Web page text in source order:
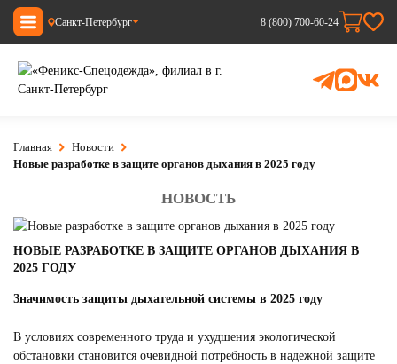
Санкт-Петербург 8 (800) 700-60-24
Главная
Новости
Новые разработке в защите органов дыхания в 2025 году
НОВОСТЬ
НОВЫЕ РАЗРАБОТКЕ В ЗАЩИТЕ ОРГАНОВ ДЫХАНИЯ В
2025 ГОДУ
Значимость защиты дыхательной системы в 2025 году
В условиях современного труда и ухудшения экологической
обстановки становится очевидной потребность в надежной защите